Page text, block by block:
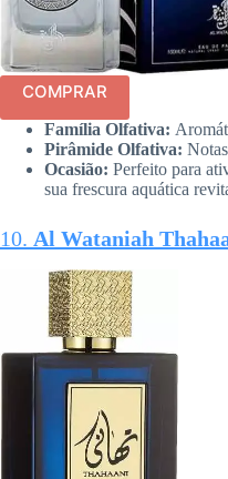
COMPRAR
Família Olfativa:
Pirâmide Olfativa:
Ocasião: Perfeito para
sua frescura aquática
10. Al Wataniah